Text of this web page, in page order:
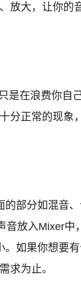
大，让你
在浪费你
正常的现
部分如混音
放入Mixer
如果你想要
求为止。